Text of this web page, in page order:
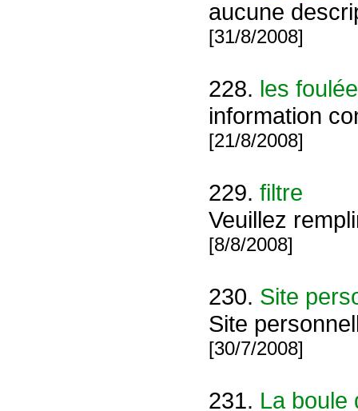
aucune
[31/8/2008]
228. les
information
[21/8/2008]
229. filtre
Veuillez
[8/8/2008]
230. Site
Site
[30/7/2008]
231. La boule